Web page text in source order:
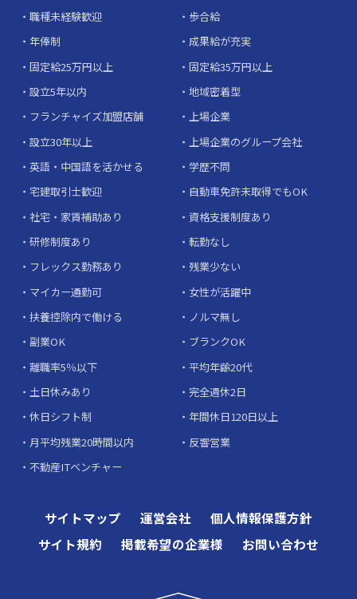
職種未経験歓迎
歩合給
年俸制
成果給が充実
固定給25万円以上
固定給35万円以上
設立5年以内
地域密着型
フランチャイズ加盟店舗
上場企業
設立30年以上
上場企業のグループ会社
英語・中国語を活かせる
学歴不問
宅建取引士歓迎
自動車免許未取得でもOK
社宅・家賃補助あり
資格支援制度あり
研修制度あり
転勤なし
フレックス勤務あり
残業少ない
マイカー通勤可
女性が活躍中
扶養控除内で働ける
ノルマ無し
副業OK
ブランクOK
離職率5％以下
平均年齢20代
土日休みあり
完全週休2日
休日シフト制
年間休日120日以上
月平均残業20時間以内
反響営業
不動産ITベンチャー
サイトマップ 運営会社
個人情報保護方針
サイト規約
掲載希望の企業様 お問い合わせ